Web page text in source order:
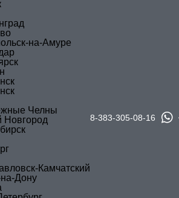
на-Амуре
Челны
Новгород
Камчатский
на-Дону
8-383-305-08-16